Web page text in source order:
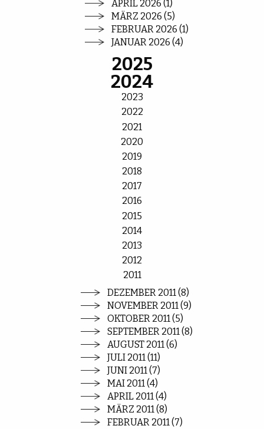
APRIL 2026 (1)
MÄRZ 2026 (5)
FEBRUAR 2026 (1)
JANUAR 2026 (4)
2025
2024
2023
2022
2021
2020
2019
2018
2017
2016
2015
2014
2013
2012
2011
DEZEMBER 2011 (8)
NOVEMBER 2011 (9)
OKTOBER 2011 (5)
SEPTEMBER 2011 (8)
AUGUST 2011 (6)
JULI 2011 (11)
JUNI 2011 (7)
MAI 2011 (4)
APRIL 2011 (4)
MÄRZ 2011 (8)
FEBRUAR 2011 (7)